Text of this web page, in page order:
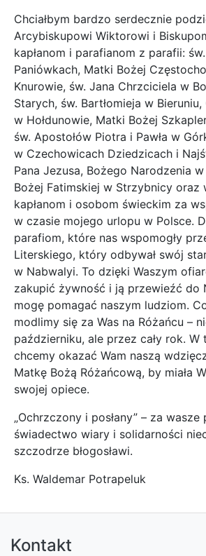
Chciałbym bardzo serdecznie
Arcybiskupowi Wiktorowi i
kapłanom i parafianom z parafii:
Paniówkach, Matki Bożej
Knurowie, św. Jana Chrzciciela w
Starych, św. Bartłomieja w
w Hołdunowie, Matki Bożej
św. Apostołów Piotra i Pawła w
w Czechowicach Dziedzicach i
Pana Jezusa, Bożego Narodzenia
Bożej Fatimskiej w Strzybnicy oraz
kapłanom i osobom świeckim za
w czasie mojego urlopu w Polsce.
parafiom, które nas wspomogły
Literskiego, który odbywał swój
w Nabwalyi. To dzięki Waszym
zakupić żywność i ją przewieźć do
mogę pomagać naszym ludziom.
modlimy się za Was na Różańcu –
październiku, ale przez cały rok. W
chcemy okazać Wam naszą
Matkę Bożą Różańcową, by miała
swojej opiece.
„Ochrzczony i posłany” – za wasze
świadectwo wiary i solidarności
szczodrze błogosławi.
Ks. Waldemar Potrapeluk
Kontakt